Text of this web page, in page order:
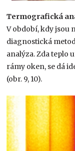
Termografická
V období, kdy jsou
diagnostická
analýza. Zda teplo
rámy oken, se dá
(obr. 9, 10).